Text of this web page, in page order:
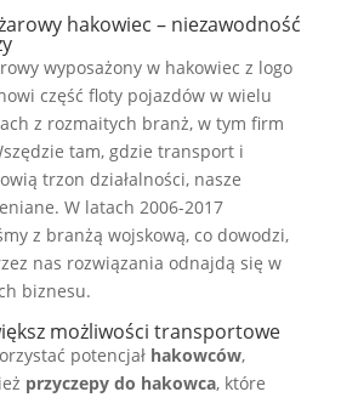
hakowiec – niezawodność
wyposażony w hakowiec z logo
część floty pojazdów w wielu
z rozmaitych branż, w tym firm
tam, gdzie transport i
trzon działalności, nasze
W latach 2006-2017
z branżą wojskową, co dowodzi,
nas rozwiązania odnajdą się w
biznesu.
możliwości transportowe
potencjał hakowców,
przyczepy do hakowca, które